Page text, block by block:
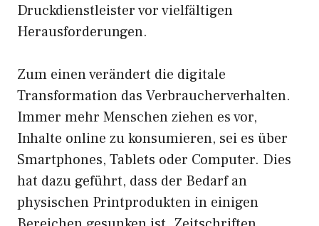
Druckdienstleister vor vielfältigen
Herausforderungen.
Zum einen verändert die digitale
Transformation das Verbraucherverhalten.
Immer mehr Menschen ziehen es vor,
Inhalte online zu konsumieren, sei es über
Smartphones, Tablets oder Computer. Dies
hat dazu geführt, dass der Bedarf an
physischen Printprodukten in einigen